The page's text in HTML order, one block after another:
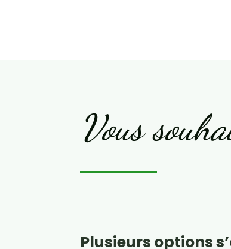
Vous
Plusieurs options